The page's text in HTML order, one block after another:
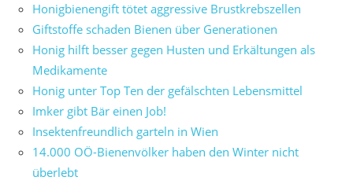
Honigbienengift tötet aggressive Brustkrebszellen
Giftstoffe schaden Bienen über Generationen
Honig hilft besser gegen Husten und Erkältungen als
Medikamente
Honig unter Top Ten der gefälschten Lebensmittel
Imker gibt Bär einen Job!
Insektenfreundlich garteln in Wien
14.000 OÖ-Bienenvölker haben den Winter nicht
überlebt